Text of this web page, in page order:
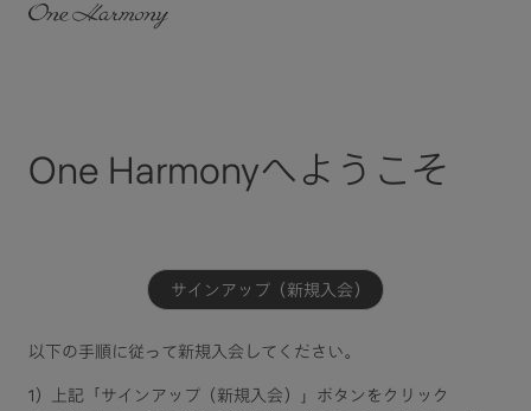
One Harmonyへようこそ
サインアップ（新規入会）
以下の手順に従って新規入会してください。​
1）上記「サインアップ（新規入会）」ボタンをクリック​